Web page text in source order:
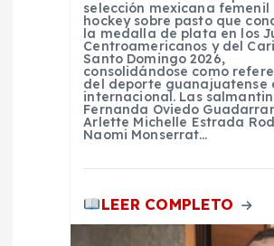
selección mexicana femenil
hockey sobre pasto que
la medalla de plata en los
Centroamericanos y del
Santo Domingo 2026,
consolidándose como
del deporte guanajuatense
internacional. Las
Fernanda Oviedo
Arlette Michelle Estrada
Naomi Monserrat…
LEER COMPLETO